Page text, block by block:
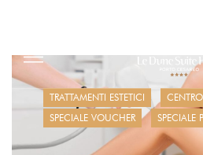
OFFERTE
BEAUTYLIFE
TRATTAMENTI ESTETICI
SPECIALE VOUCHER
SPECIALE